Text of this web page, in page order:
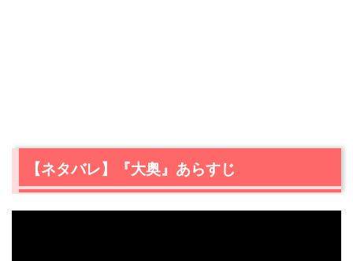
【ネタバレ】『大奥』あらすじ